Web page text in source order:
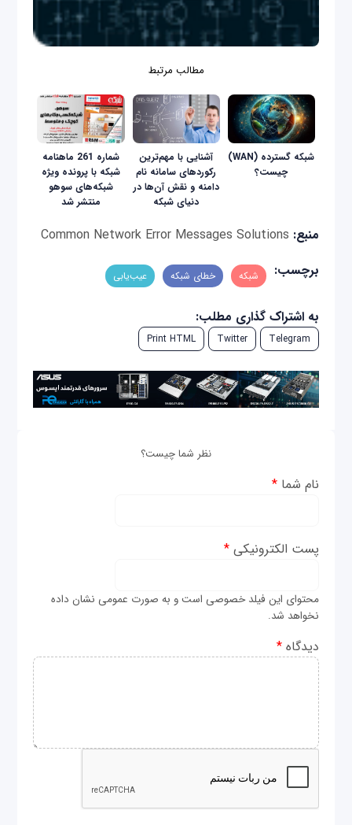
مطالب مرتبط
شبکه گسترده (WAN)
چیست؟
آشنایی با مهم‌ترین
رکوردهای سامانه نام
دامنه و نقش آن‌ها در
دنیای شبکه
شماره 261 ماهنامه
شبکه با پرونده ویژه
شبکه‌های سوهو
منتشر شد
منبع: Common Network Error Messages Solutions
برچسب:
شبکه خطای شبکه عیب‌یابی
به اشتراک گذاری مطلب:
Telegram
Twitter
Print HTML
نظر شما چیست؟
نام شما*
پست الکترونیکی*
محتوای این فیلد خصوصی است و به صورت عمومی نشان داده
نخواهد شد.
دیدگاه*